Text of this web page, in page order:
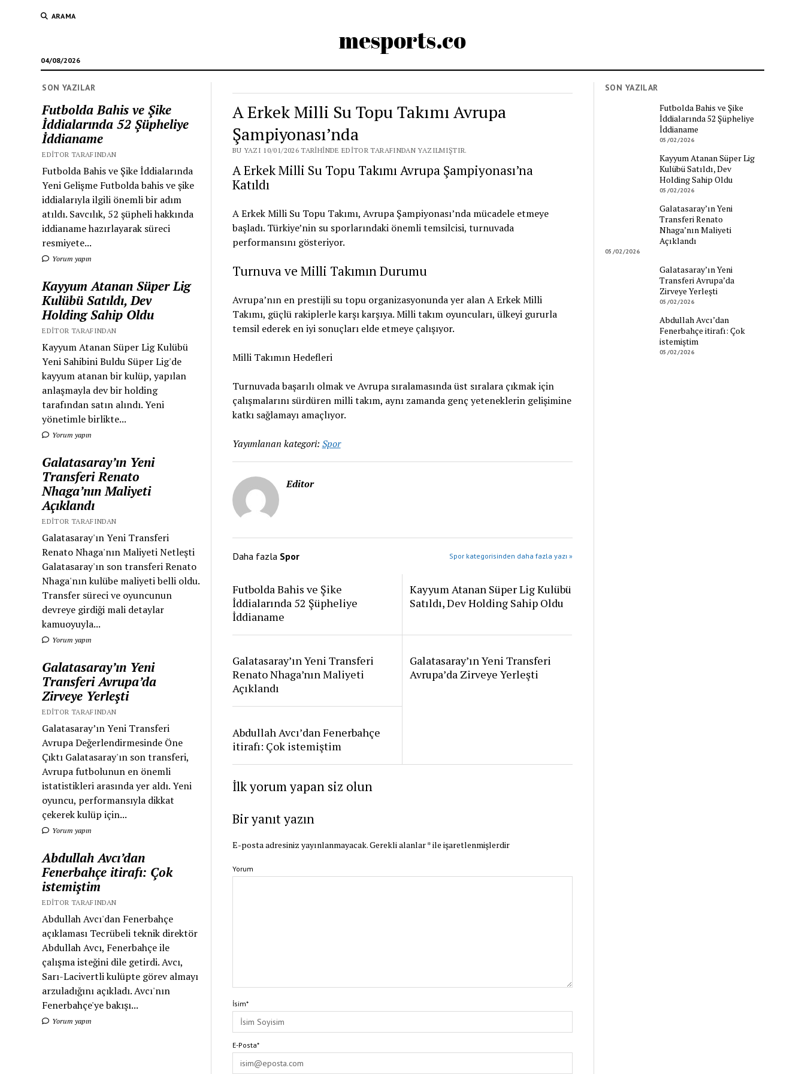
ARAMA
mesports.co
04/08/2026
SON YAZILAR
Futbolda Bahis ve Şike
İddialarında 52 Şüpheliye
İddianame
EDITOR TARAFINDAN
Futbolda Bahis ve Şike İddialarında
Yeni Gelişme Futbolda bahis ve şike
iddialarıyla ilgili önemli bir adım
atıldı. Savcılık, 52 şüpheli hakkında
iddianame hazırlayarak süreci
resmiyete...
Yorum yapın
Kayyum Atanan Süper Lig
Kulübü Satıldı, Dev
Holding Sahip Oldu
EDITOR TARAFINDAN
Kayyum Atanan Süper Lig Kulübü
Yeni Sahibini Buldu Süper Lig'de
kayyum atanan bir kulüp, yapılan
anlaşmayla dev bir holding
tarafından satın alındı. Yeni
yönetimle birlikte...
Yorum yapın
Galatasaray’ın Yeni
Transferi Renato
Nhaga’nın Maliyeti
Açıklandı
EDITOR TARAFINDAN
Galatasaray'ın Yeni Transferi
Renato Nhaga'nın Maliyeti Netleşti
Galatasaray'ın son transferi Renato
Nhaga'nın kulübe maliyeti belli oldu.
Transfer süreci ve oyuncunun
devreye girdiği mali detaylar
kamuoyuyla...
Yorum yapın
Galatasaray’ın Yeni
Transferi Avrupa’da
Zirveye Yerleşti
EDITOR TARAFINDAN
Galatasaray’ın Yeni Transferi
Avrupa Değerlendirmesinde Öne
Çıktı Galatasaray'ın son transferi,
Avrupa futbolunun en önemli
istatistikleri arasında yer aldı. Yeni
oyuncu, performansıyla dikkat
çekerek kulüp için...
Yorum yapın
Abdullah Avcı’dan
Fenerbahçe itirafı: Çok
istemiştim
EDITOR TARAFINDAN
Abdullah Avcı'dan Fenerbahçe
açıklaması Tecrübeli teknik direktör
Abdullah Avcı, Fenerbahçe ile
çalışma isteğini dile getirdi. Avcı,
Sarı-Lacivertli kulüpte görev almayı
arzuladığını açıkladı. Avcı'nın
Fenerbahçe'ye bakışı...
Yorum yapın
A Erkek Milli Su Topu Takımı Avrupa
Şampiyonası’nda
BU YAZI 10/01/2026 TARIHINDE EDITOR TARAFINDAN YAZILMIŞTIR.
A Erkek Milli Su Topu Takımı Avrupa Şampiyonası’na
Katıldı
A Erkek Milli Su Topu Takımı, Avrupa Şampiyonası’nda mücadele etmeye
başladı. Türkiye’nin su sporlarındaki önemli temsilcisi, turnuvada
performansını gösteriyor.
Turnuva ve Milli Takımın Durumu
Avrupa’nın en prestijli su topu organizasyonunda yer alan A Erkek Milli
Takımı, güçlü rakiplerle karşı karşıya. Milli takım oyuncuları, ülkeyi gururla
temsil ederek en iyi sonuçları elde etmeye çalışıyor.
Milli Takımın Hedefleri
Turnuvada başarılı olmak ve Avrupa sıralamasında üst sıralara çıkmak için
çalışmalarını sürdüren milli takım, aynı zamanda genç yeteneklerin gelişimine
katkı sağlamayı amaçlıyor.
Yayımlanan kategori: Spor
Editor
Daha fazla Spor Spor kategorisinden daha fazla yazı »
Futbolda Bahis ve Şike
İddialarında 52 Şüpheliye
İddianame
Kayyum Atanan Süper Lig Kulübü
Satıldı, Dev Holding Sahip Oldu
Galatasaray’ın Yeni Transferi
Renato Nhaga’nın Maliyeti
Açıklandı
Galatasaray’ın Yeni Transferi
Avrupa’da Zirveye Yerleşti
Abdullah Avcı’dan Fenerbahçe
itirafı: Çok istemiştim
İlk yorum yapan siz olun
Bir yanıt yazın
E-posta adresiniz yayınlanmayacak.Gerekli alanlar*ile işaretlenmişlerdir
Yorum
İsim*
E-Posta*
SON YAZILAR
Futbolda Bahis ve Şike
İddialarında 52 Şüpheliye
İddianame
05/02/2026
Kayyum Atanan Süper Lig
Kulübü Satıldı, Dev
Holding Sahip Oldu
05/02/2026
Galatasaray’ın Yeni
Transferi Renato
Nhaga’nın Maliyeti
Açıklandı
05/02/2026
Galatasaray’ın Yeni
Transferi Avrupa’da
Zirveye Yerleşti
05/02/2026
Abdullah Avcı’dan
Fenerbahçe itirafı: Çok
istemiştim
05/02/2026